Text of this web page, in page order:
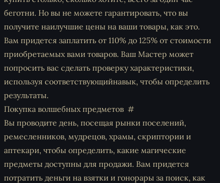
беготни. Но вы не можете гарантировать, что вы
получите наилучшие цены на ваши товары, как это.
Вам придется заплатить от 110% до 125% от стоимости
приобретаемых вами товаров. Ваш Мастер может
попросить вас сделать проверку характеристики,
используя соответствующийнавык, чтобы определить
результаты.
Покупка волшебных предметов
Вы проводите день, посещая рынки поселений,
ремесленников, мудрецов, храмы, скриптории и
аптекари, чтобы определить, какие магические
предметы доступны для продажи. Вам придется
потратить деньги на взятки и гонорары за поиск, как